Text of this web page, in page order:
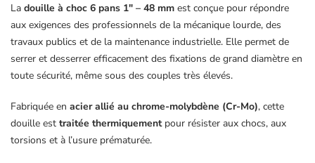
La douille à choc 6 pans 1″ – 48 mm est conçue pour répondre
aux exigences des professionnels de la mécanique lourde, des
travaux publics et de la maintenance industrielle. Elle permet de
serrer et desserrer efficacement des fixations de grand diamètre en
toute sécurité, même sous des couples très élevés.
Fabriquée en acier allié au chrome-molybdène (Cr-Mo), cette
douille est traitée thermiquementpour résister aux chocs, aux
torsions et à l’usure prématurée.